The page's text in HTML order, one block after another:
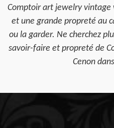
Comptoir art jewelry vintage
et une grande propreté au
ou la garder. Ne cherchez
savoir-faire et propreté de
Cenon